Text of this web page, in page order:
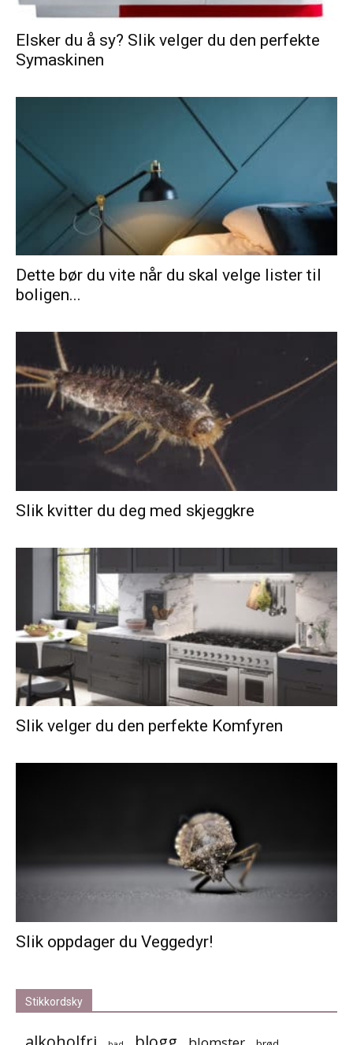
Elsker du å sy? Slik velger du den perfekte
Symaskinen
Dette bør du vite når du skal velge lister til
boligen...
Slik kvitter du deg med skjeggkre
Slik velger du den perfekte Komfyren
Slik oppdager du Veggedyr!
Stikkordsky